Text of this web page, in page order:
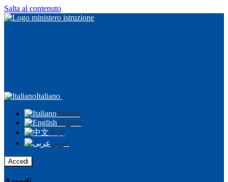
Salta al contenuto
Italiano
Italiano
English
中文
عربى
Accedi